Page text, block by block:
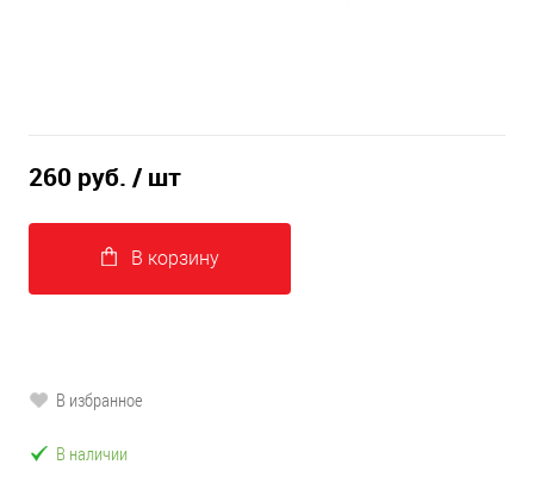
260 руб. / шт
В корзину
В избранное
В наличии